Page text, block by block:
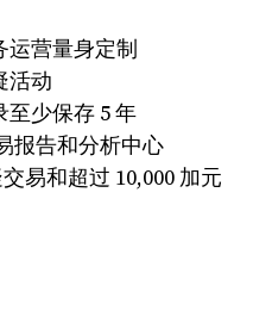
运营量身定制
活动
至少保存 5 年
报告和分析中心
易和超过 10,000 加元